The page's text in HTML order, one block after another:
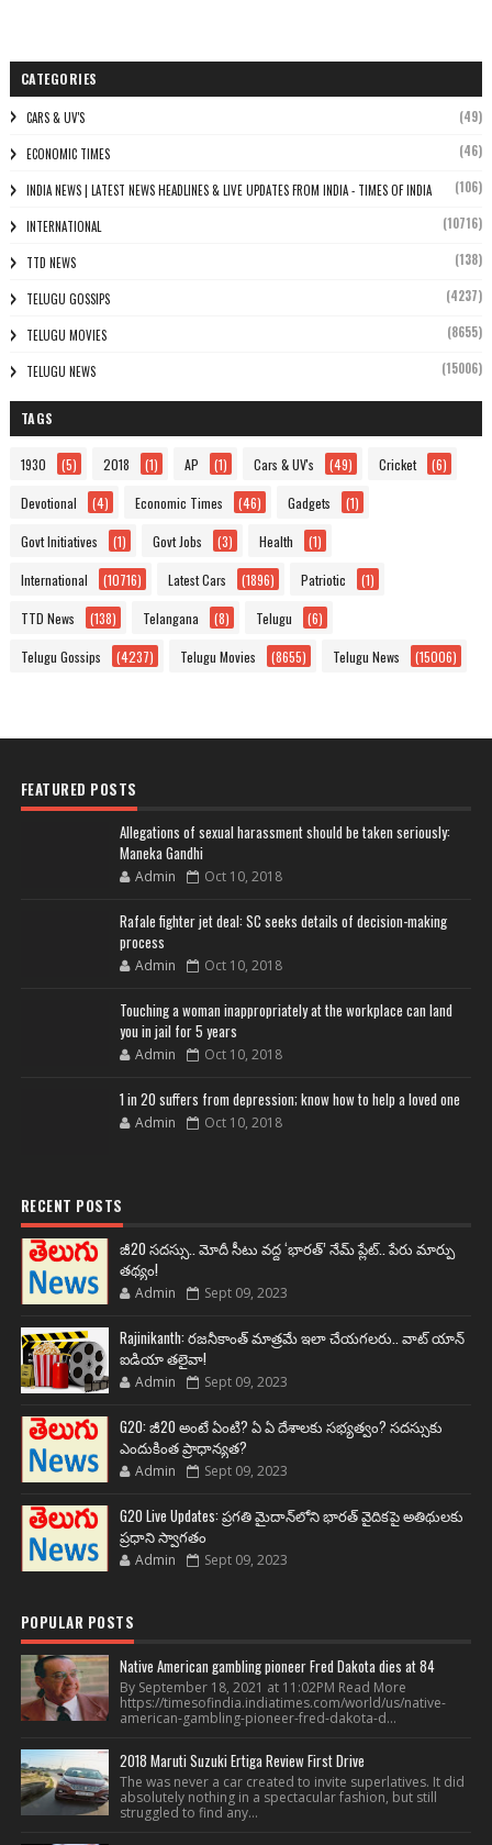
CATEGORIES
CARS & UV'S (49)
ECONOMIC TIMES (46)
INDIA NEWS | LATEST NEWS HEADLINES & LIVE UPDATES FROM INDIA - TIMES OF INDIA (106)
INTERNATIONAL (10716)
TTD NEWS (138)
TELUGU GOSSIPS (4237)
TELUGU MOVIES (8655)
TELUGU NEWS (15006)
TAGS
1930 (5) 2018 (1) AP (1) Cars & UV's (49) Cricket (6)
Devotional (4) Economic Times (46) Gadgets (1)
Govt Initiatives (1) Govt Jobs (3) Health (1)
International (10716) Latest Cars (1896) Patriotic (1)
TTD News (138) Telangana (8) Telugu (6)
Telugu Gossips (4237) Telugu Movies (8655) Telugu News (15006)
FEATURED POSTS
Allegations of sexual harassment should be taken seriously:
Maneka Gandhi
Admin Oct 10, 2018
Rafale fighter jet deal: SC seeks details of decision-making
process
Admin Oct 10, 2018
Touching a woman inappropriately at the workplace can land
you in jail for 5 years
Admin Oct 10, 2018
1 in 20 suffers from depression; know how to help a loved one
Admin Oct 10, 2018
RECENT POSTS
జీ20 సదస్సు.. మోదీ సీటు వద్ద ‘భారత్’ నేమ్ ప్లేట్‌.. పేరు మార్పు
తథ్యం!
Admin Sept 09, 2023
Rajinikanth: రజనీకాంత్ మాత్రమే ఇలా చేయగలరు.. వాట్ యాన్
ఐడియా తలైవా!
Admin Sept 09, 2023
G20: జీ20 అంటే ఏంటి? ఏ ఏ దేశాలకు సభ్యత్వం? సదస్సుకు
ఎందుకింత ప్రాధాన్యత?
Admin Sept 09, 2023
G20 Live Updates: ప్రగతి మైదాన్‌లోని భారత్ వైదికపై అతిథులకు
ప్రధాని స్వాగతం
Admin Sept 09, 2023
POPULAR POSTS
Native American gambling pioneer Fred Dakota dies at 84
By September 18, 2021 at 11:02PM Read More
https://timesofindia.indiatimes.com/world/us/native-
american-gambling-pioneer-fred-dakota-d...
2018 Maruti Suzuki Ertiga Review First Drive
The was never a car created to invite superlatives. It did
absolutely nothing in a spectacular fashion, but still
struggled to find any...